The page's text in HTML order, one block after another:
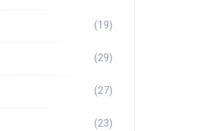
(19)
(29)
(27)
(23)